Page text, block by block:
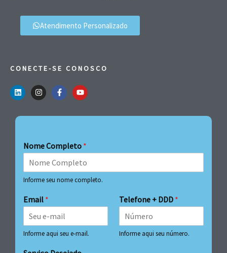
Atendimento Personalizado
CONECTE-SE CONOSCO
Nome Completo *
Informe seu nome completo.
Email *
Informe aqui seu e-mail.
Telefone + DDD *
Informe aqui seu número.